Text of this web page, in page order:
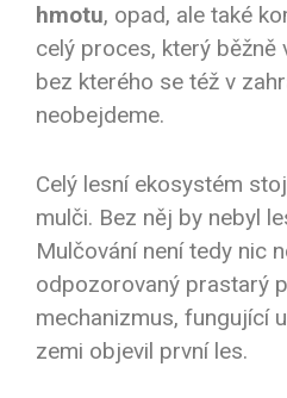
hmotu, opad, ale také
celý proces, který běžně
bez kterého se též v
neobejdeme.
Celý lesní ekosystém
mulči. Bez něj by nebyl
Mulčování není tedy nic
odpozorovaný prastarý
mechanizmus, fungující
zemi objevil první les.